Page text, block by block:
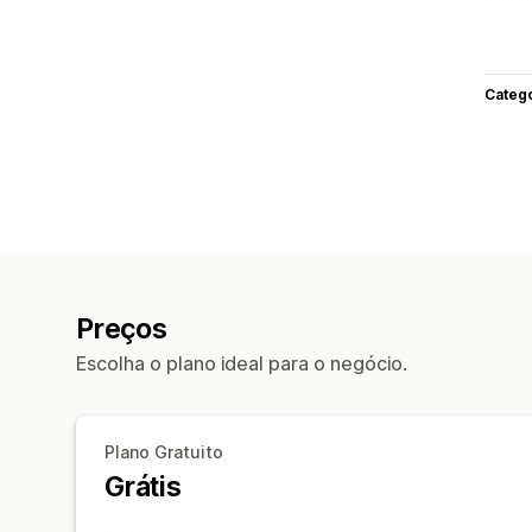
Preços
Escolha o plano ideal para o negócio.
Plano Gratuito
Grátis